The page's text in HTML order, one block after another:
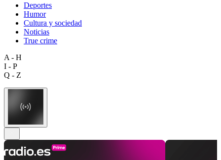
Deportes
Humor
Cultura y sociedad
Noticias
True crime
A - H
I - P
Q - Z